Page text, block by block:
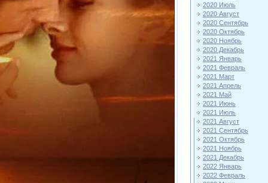
2020 Июль
2020 Август
2020 Сентябрь
2020 Октябрь
2020 Ноябрь
2020 Декабрь
2021 Январь
2021 Февраль
2021 Март
2021 Апрель
2021 Май
2021 Июнь
2021 Июль
2021 Август
2021 Сентябрь
2021 Октябрь
2021 Ноябрь
2021 Декабрь
2022 Январь
2022 Февраль